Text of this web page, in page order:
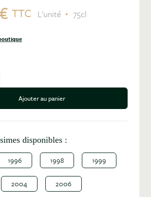
TTC L'unité 75cl
la quantité
Ajouter au panier
disponibles :
1996 1998 1999
2004 2006